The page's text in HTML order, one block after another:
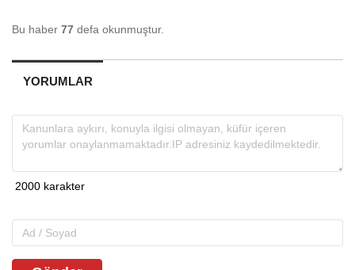
Bu haber 77 defa okunmuştur.
YORUMLAR